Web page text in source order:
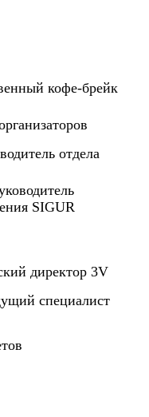
кофе-брейк
отдела
SIGUR
директор 3V
специалист